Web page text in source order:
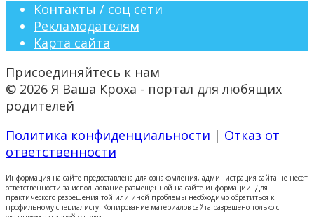
Контакты / соц сети
Рекламодателям
Карта сайта
Присоединяйтесь к нам
© 2026 Я Ваша Кроха - портал для любящих
родителей
Политика конфиденциальности | Отказ от
ответственности
Информация на сайте предоставлена для ознакомления, администрация сайта не несет
ответственности за использование размещенной на сайте информации. Для
практического разрешения той или иной проблемы необходимо обратиться к
профильному специалисту. Копирование материалов сайта разрешено только с